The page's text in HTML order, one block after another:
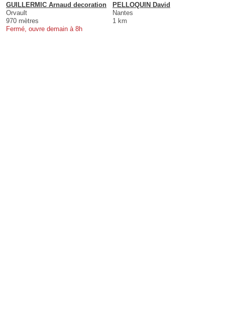
GUILLERMIC Arnaud decoration
Orvault
970 mètres
Fermé, ouvre demain à 8h
PELLOQUIN David
Nantes
1 km